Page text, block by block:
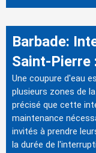
Barbade:
Saint-Pierre
Une coupure d'eau
plusieurs zones de
précisé que cette
maintenance
invités à prendre
la durée de